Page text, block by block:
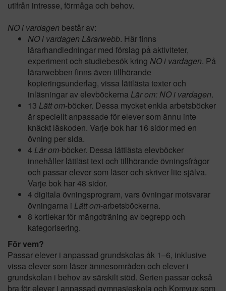
utifrån intresse, förmåga och behov.
NO i vardagen består av:
NO i vardagen Lärarwebb. Här finns
lärarhandledningar med förslag på aktiviteter,
experiment och studiebesök kring NO i vardagen. På
lärarwebben finns även tillhörande
kopieringsunderlag, vissa lättlästa texter och
inläsningar av elevböckerna Lär om: NO i vardagen.
13 Lätt om-böcker. Dessa mycket enkla arbetsböcker
är speciellt anpassade för elever som ännu inte
knäckt läskoden. Varje bok har 16 sidor med en
övning per sida.
4 Lär om-böcker. Dessa lättlästa elevböcker
innehåller lättläst text och tillhörande övningsfrågor
och passar elever som läser och skriver lite själva.
Varje bok har 48 sidor.
4 digitala övningsprogram, vars övningar motsvarar
övningarna i Lätt om-arbetsböckerna.
8 kortlekar för mängdträning av begrepp och
kategorisering.
För vem?
Passar elever i anpassad grundskolas åk 1–6, inklusive
vissa elever som läser ämnesområden och elever i
grundskolan i behov av särskilt stöd. Serien passar också
bra för elever i anpassad gymnasieskola och Komvux som